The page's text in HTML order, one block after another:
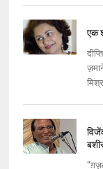
एक